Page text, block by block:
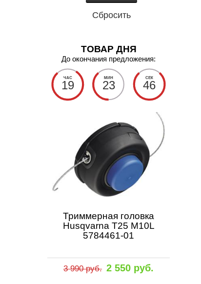
Cбросить
ТОВАР ДНЯ
До окончания предложения:
ЧАС
19
МИН
23
СЕК
45
Триммерная головка
Husqvarna Т25 M10L
5784461-01
3 990 руб. 2 550 руб.